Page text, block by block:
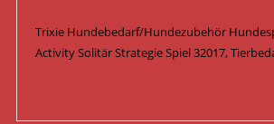
Trixie Hundebedarf/Hundezubehör
Activity Solitär Strategie Spiel 32017,